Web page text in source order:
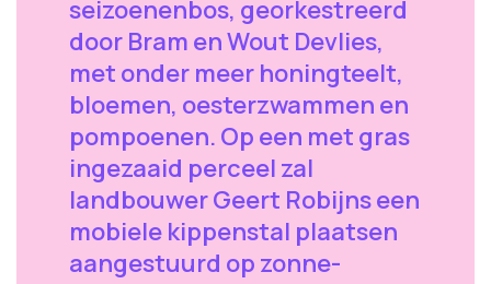
seizoenenbos, georkestreerd
door Bram en Wout Devlies,
met onder meer honingteelt,
bloemen, oesterzwammen en
pompoenen. Op een met gras
ingezaaid perceel zal
landbouwer Geert Robijns een
mobiele kippenstal plaatsen
aangestuurd op zonne-